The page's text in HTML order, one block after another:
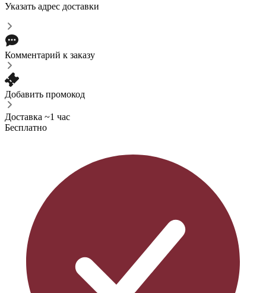
Указать адрес доставки
Комментарий к заказу
Добавить промокод
Доставка ~1 час
Бесплатно